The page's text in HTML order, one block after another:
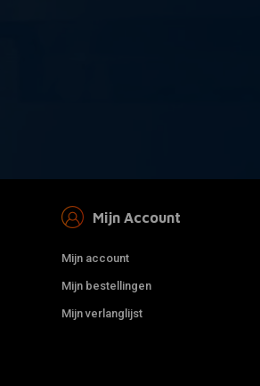
Mijn Account
Mijn account
Mijn bestellingen
Mijn verlanglijst